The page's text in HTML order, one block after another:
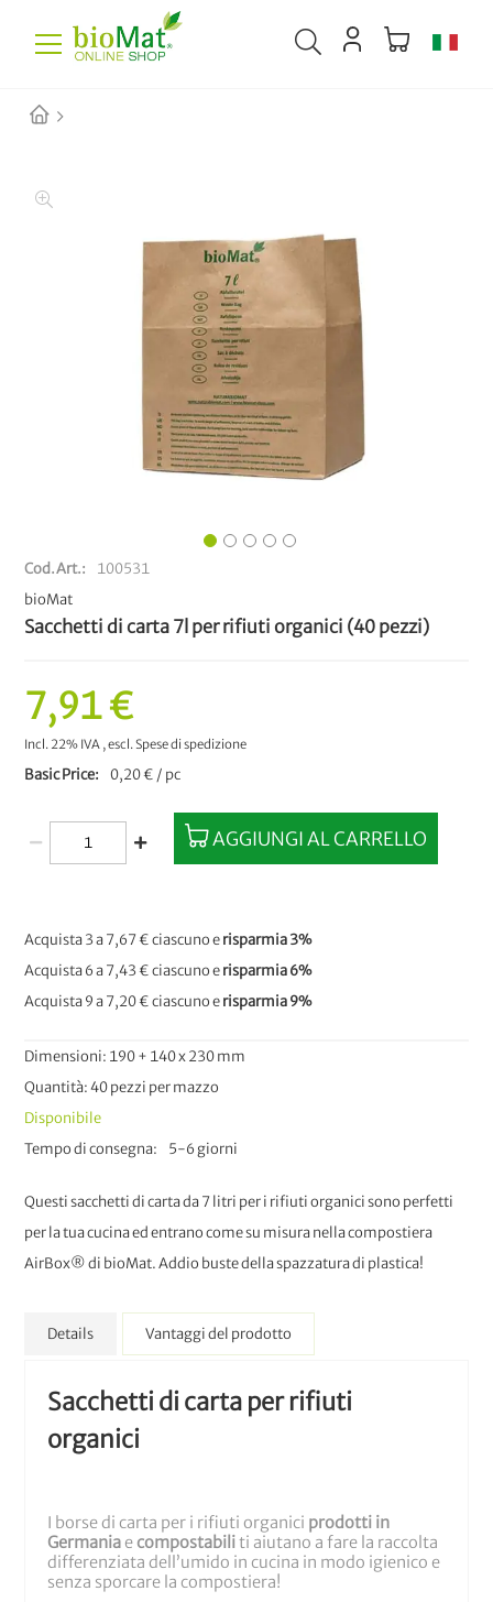
Cod.Art.
100531
bioMat
Sacchetti di carta 7l per rifiuti organici (40 pezzi)
Questi sacchetti di carta da 7 litri per i rifiuti organici sono perfetti
per la tua cucina ed entrano come su misura nella compostiera
AirBox® di bioMat. Addio buste della spazzatura di plastica!
Dimensioni: 190 + 140 x 230 mm
Quantità: 40 pezzi per mazzo
Disponibile
Tempo di consegna
5-6 giorni
7,91 €
Incl. 22% IVA ,escl.Spese di spedizione
Basic Price 0,20 € / pc
AGGIUNGI AL CARRELLO
Acquista 3 a7,67 € ciascuno erisparmia3%
Acquista 6 a7,43 € ciascuno erisparmia6%
Acquista 9 a7,20 € ciascuno erisparmia9%
Details
Sacchetti di carta per rifiuti
organici
I borse di carta per i rifiuti organici prodotti in
Germania e compostabiliti aiutano a fare la raccolta
differenziata dell’umido in cucina in modo igienico e
senza sporcare la compostiera!
Vantaggi del prodotto